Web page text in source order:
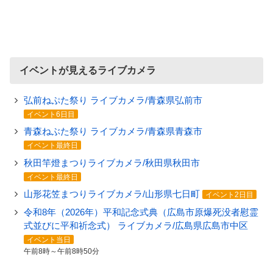
イベントが見えるライブカメラ
弘前ねぷた祭り ライブカメラ/青森県弘前市
イベント6日目
青森ねぶた祭り ライブカメラ/青森県青森市
イベント最終日
秋田竿燈まつりライブカメラ/秋田県秋田市
イベント最終日
山形花笠まつりライブカメラ/山形県七日町 イベント2日目
令和8年（2026年）平和記念式典（広島市原爆死没者慰霊
式並びに平和祈念式） ライブカメラ/広島県広島市中区
イベント当日
午前8時～午前8時50分